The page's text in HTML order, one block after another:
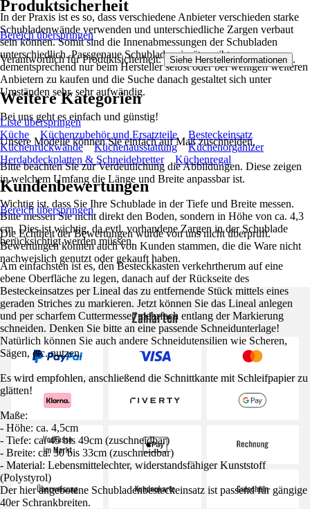
In der Praxis ist es so, dass verschiedene Anbieter verschieden starke
Schubladenwände verwenden und unterschiedliche Zargen verbaut
sein können. Somit sind die Innenabmessungen der Schubladen
unterschiedlich. Passgenaue Schubladeneinsätze gibt es
dementsprechend nur beim Hersteller selbst oder bei wenigen weiteren
Anbietern zu kaufen und die Suche danach gestaltet sich unter
Umständen sehr, sehr aufwändig.
Bei uns geht es einfach und günstig!
Unsere Modelle können Sie einfach auf Maß zuschneiden.
Bitte beachten Sie zur Verdeutlichung die Abbildungen. Diese zeigen
in welchem Umfang die Länge und Breite anpassbar ist.
Wichtig ist, dass Sie Ihre Schublade in der Tiefe und Breite messen.
Bitte messen Sie nicht direkt den Boden, sondern in Höhe von ca. 4,3
cm. Dies ist wichtig, da evtl. vorhandene Zargen in der Schublade
berücksichtigt werden müssen.
Am einfachsten ist es, den Besteckkasten verkehrtherum auf eine
ebene Oberfläche zu legen, danach auf der Rückseite des
Besteckeinsatzes per Lineal das zu entfernende Stück mittels eines
geraden Striches zu markieren. Jetzt können Sie das Lineal anlegen
und per scharfem Cuttermesser mehrfach entlang der Markierung
schneiden. Denken Sie bitte an eine passende Schneidunterlage!
Natürlich können Sie auch andere Schneidutensilien wie Scheren,
Sägen, etc. nutzen.
Es wird empfohlen, anschließend die Schnittkante mit Schleifpapier zu
glätten!
Maße:
- Höhe: ca. 4,5cm
- Tiefe: ca. 45 bis 49cm (zuschneidbar)
- Breite: ca. 30 bis 33cm (zuschneidbar)
- Material: Lebensmittelechter, widerstandsfähiger Kunststoff
(Polystyrol)
Der hier angebotene Schubladenbesteckeinsatz ist passend für gängige
40er Schrankbreiten.
Produktsicherheit
Bereich überspringen
Verantwortlich für Produktsicherheit: Siehe Herstellerinformationen .
Weitere Kategorien
Liste überspringen
Küche
Küchenzubehör und Ersatzteile
Besteckeinsatz
Küchenrückwände
Küchenausstattung
Küchenorganizer
Herdabdeckplatten & Schneidebretter
Küchenregal
Kundenbewertungen
Bereich überspringen
Die Echtheit der Bewertungen wurde von uns nicht überprüft.
Bewertungen können auch von Kunden stammen, die die Ware nicht
nachweislich genutzt oder gekauft haben.
Zahlarten